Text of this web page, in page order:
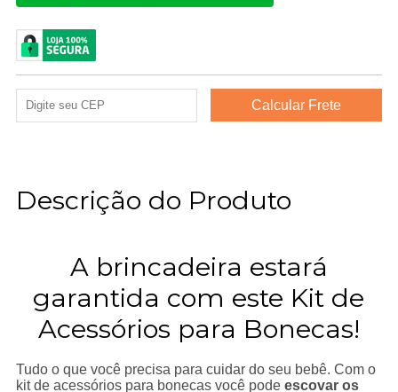
Descrição do Produto
A brincadeira estará
garantida com este Kit de
Acessórios para Bonecas!
Tudo o que você precisa para cuidar do seu bebê. Com o
kit de acessórios para bonecas você pode escovar os